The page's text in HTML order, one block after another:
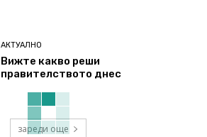
АКТУАЛНО
Вижте какво реши
правителството днес
зареди още